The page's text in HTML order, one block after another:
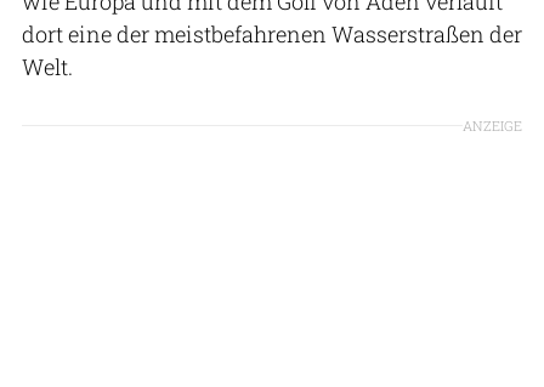
dort eine der meistbefahrenen Wasserstraßen der
Welt.
ANZEIGE